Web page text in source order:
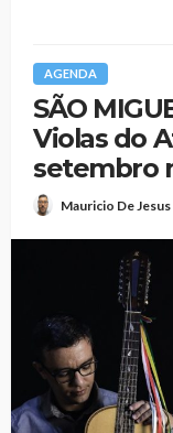
AGENDA
SÃO
Violas do
setembro
Mauricio De Jesus